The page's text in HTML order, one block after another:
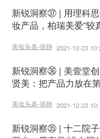
新锐洞察㊲ | 用理科
妆产品，柏瑞美爱“较
美妆头条-张静 2021-12-23
新锐洞察㊱ | 美壹堂
贤美：把产品力放在
美妆头条-张静 2021-12-23
新锐洞察㉟ | 十二院